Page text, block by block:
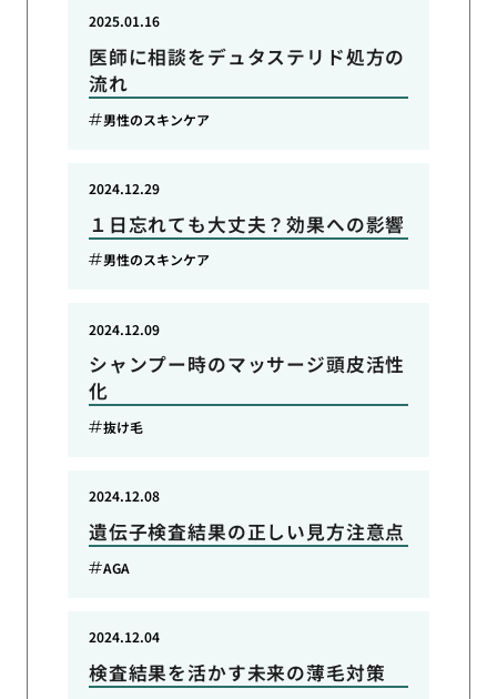
医師に相談をデュタステリド処方の
流れ
2025.01.16
男性のスキンケア
１日忘れても大丈夫？効果への影響
2024.12.29
男性のスキンケア
シャンプー時のマッサージ頭皮活性
化
2024.12.09
抜け毛
遺伝子検査結果の正しい見方注意点
2024.12.08
AGA
検査結果を活かす未来の薄毛対策
2024.12.04